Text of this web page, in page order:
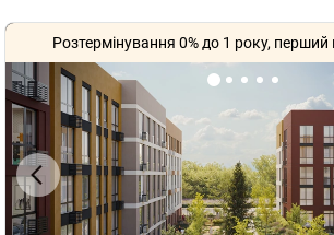
Розтермінування 0% до 1 року, перший